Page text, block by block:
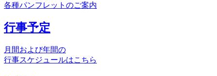
各種パンフレットのご案内
行事予定
月間および年間の
行事スケジュールはこちら